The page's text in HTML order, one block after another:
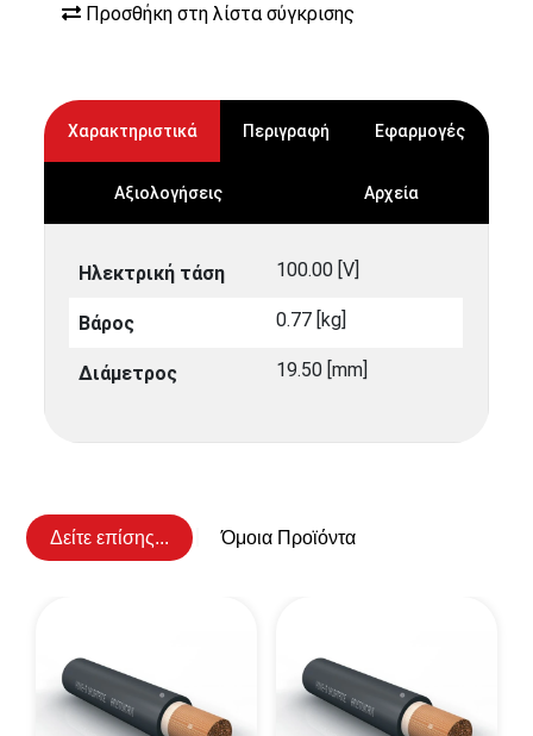
Προσθήκη στη λίστα σύγκρισης
Χαρακτηριστικά Περιγραφή Εφαρμογές
Αξιολογήσεις Αρχεία
Ηλεκτρική τάση 100.00 [V]
Βάρος 0.77 [kg]
Διάμετρος 19.50 [mm]
Δείτε επίσης... Όμοια Προϊόντα